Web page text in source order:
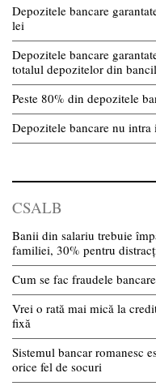
Depozitele bancare
lei
Depozitele bancare
totalul depozitelor din
Peste 80% din depozitele
Depozitele bancare nu intra
CSALB
Banii din salariu trebuie
familiei, 30% pentru
Cum se fac fraudele
Vrei o rată mai mică la
fixă
Sistemul bancar romanesc
orice fel de socuri